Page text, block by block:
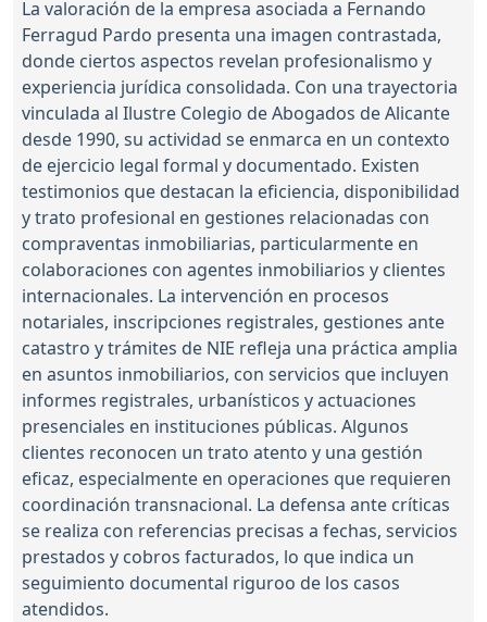
La valoración de la empresa asociada a Fernando
Ferragud Pardo presenta una imagen contrastada,
donde ciertos aspectos revelan profesionalismo y
experiencia jurídica consolidada. Con una trayectoria
vinculada al Ilustre Colegio de Abogados de Alicante
desde 1990, su actividad se enmarca en un contexto
de ejercicio legal formal y documentado. Existen
testimonios que destacan la eficiencia, disponibilidad
y trato profesional en gestiones relacionadas con
compraventas inmobiliarias, particularmente en
colaboraciones con agentes inmobiliarios y clientes
internacionales. La intervención en procesos
notariales, inscripciones registrales, gestiones ante
catastro y trámites de NIE refleja una práctica amplia
en asuntos inmobiliarios, con servicios que incluyen
informes registrales, urbanísticos y actuaciones
presenciales en instituciones públicas. Algunos
clientes reconocen un trato atento y una gestión
eficaz, especialmente en operaciones que requieren
coordinación transnacional. La defensa ante críticas
se realiza con referencias precisas a fechas, servicios
prestados y cobros facturados, lo que indica un
seguimiento documental riguroo de los casos
atendidos.